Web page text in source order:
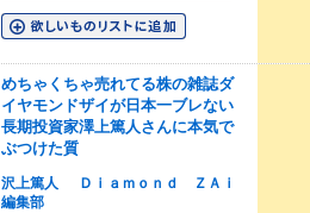
めちゃくちゃ売れてる株の雑誌ダ
イヤモンドザイが日本一ブレない
長期投資家澤上篤人さんに本気で
ぶつけた質
沢上篤人
Ｄｉａｍｏｎｄ ＺＡｉ
編集部